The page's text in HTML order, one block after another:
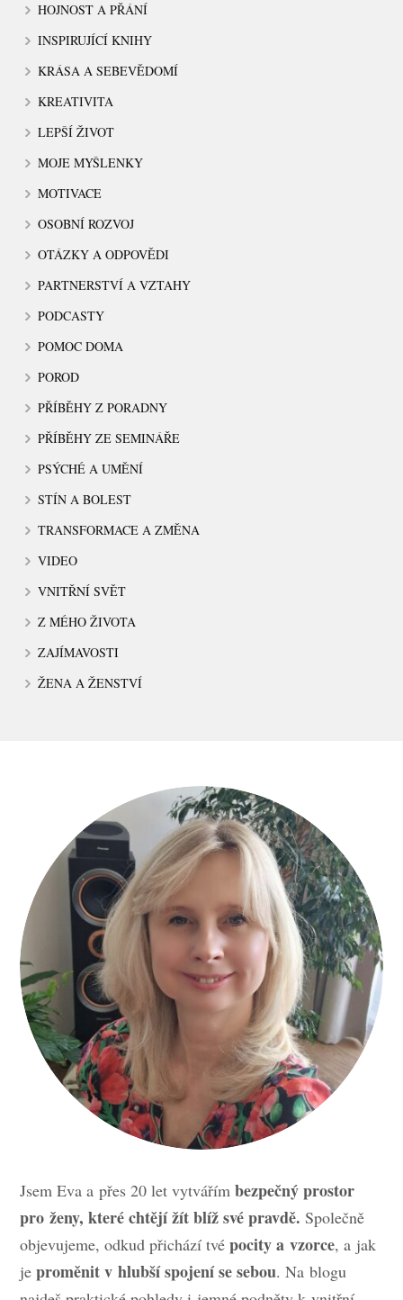
HOJNOST A PŘÁNÍ
INSPIRUJÍCÍ KNIHY
KRÁSA A SEBEVĚDOMÍ
KREATIVITA
LEPŠÍ ŽIVOT
MOJE MYŠLENKY
MOTIVACE
OSOBNÍ ROZVOJ
OTÁZKY A ODPOVĚDI
PARTNERSTVÍ A VZTAHY
PODCASTY
POMOC DOMA
POROD
PŘÍBĚHY Z PORADNY
PŘÍBĚHY ZE SEMINÁŘE
PSÝCHÉ A UMĚNÍ
STÍN A BOLEST
TRANSFORMACE A ZMĚNA
VIDEO
VNITŘNÍ SVĚT
Z MÉHO ŽIVOTA
ZAJÍMAVOSTI
ŽENA A ŽENSTVÍ
Jsem Eva a přes 20 let vytvářímbezpečný prostor
pro ženy, které chtějí žít blíž své pravdě. Společně
objevujeme, odkud přichází tvépocity a vzorce, a jak
jeproměnit v hlubší spojení se sebou. Na blogu